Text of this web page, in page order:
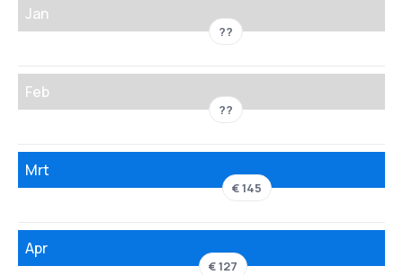
Jan
??
Feb
??
Mrt
€ 145
Apr
€ 127